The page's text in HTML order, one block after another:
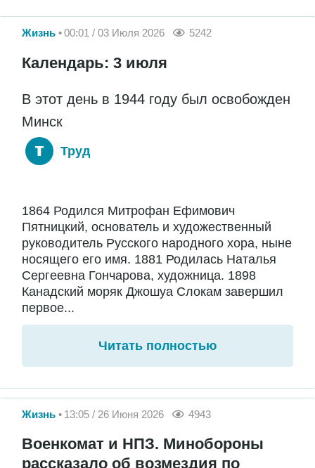
Жизнь 00:01 / 03 Июля 2026 5242
Календарь: 3 июля
В этот день в 1944 году был освобожден
Минск
Труд
1864 Родился Митрофан Ефимович
Пятницкий, основатель и художественный
руководитель Русского народного хора, ныне
носящего его имя. 1881 Родилась Наталья
Сергеевна Гончарова, художница. 1898
Канадский моряк Джошуа Слокам завершил
первое...
Читать полностью
Жизнь 13:05 / 26 Июня 2026 4943
Военкомат и НПЗ. Минобороны
рассказало об возмездия по